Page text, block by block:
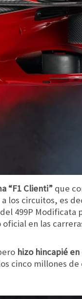
“F1 Clienti” que
los circuitos, es
499P Modificata
en las
hizo hincapié
cinco millones de